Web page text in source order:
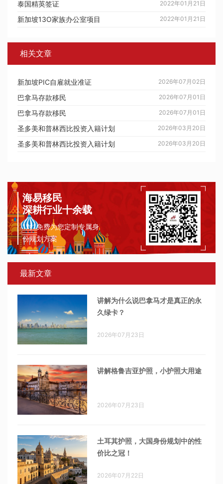
2022年01月21日
泰国精英签证
2022年01月21日
新加坡13O家族办公室项目
相关文章
2026年07月02日
新加坡PIC自雇就业准证
2026年07月01日
巴拿马存款移民
2026年07月01日
巴拿马存款移民
2026年03月20日
圣多美和普林西比投资入籍计划
2026年03月20日
圣多美和普林西比投资入籍计划
海易移民
深耕行业十余载
1对1免费为您定制专属身
份规划方案
最新文章
讲解为什么说巴拿马才是真正的永
久绿卡？
2026年07月23日
讲解格鲁吉亚护照，小护照大用途
2026年07月23日
土耳其护照，大国身份规划中的性
价比之冠！
2026年07月22日